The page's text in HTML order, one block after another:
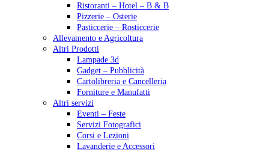
Ristoranti – Hotel – B & B
Pizzerie – Osterie
Pasticcerie – Rosticcerie
Allevamento e Agricoltura
Altri Prodotti
Lampade 3d
Gadget – Pubblicità
Cartolibreria e Cancelleria
Forniture e Manufatti
Altri servizi
Eventi – Feste
Servizi Fotografici
Corsi e Lezioni
Lavanderie e Accessori